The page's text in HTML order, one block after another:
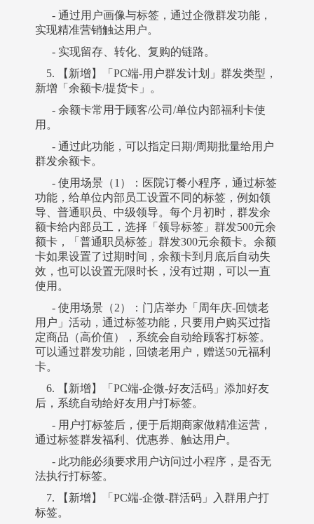
- 通过用户画像与标签，通过企微群发功能，
实现精准营销触达用户。
- 实现留存、转化、复购的链路。
5. 【新增】「PC端-用户群发计划」群发类型，
新增「余额卡/提货卡」。
- 余额卡常用于顾客/公司/单位内部福利卡使
用。
- 通过此功能，可以指定日期/周期批量给用户
群发余额卡。
- 使用场景（1）：医院订餐小程序，通过标签
功能，给单位内部员工设置不同的标签，例如领
导、普通职员、中级领导。每个月初时，群发余
额卡给内部员工，选择「领导标签」群发500元余
额卡，「普通职员标签」群发300元余额卡。余额
卡如果设置了过期时间，余额卡到月底后自动失
效，也可以设置无限时长，没有过期，可以一直
使用。
- 使用场景（2）：门店举办「周年庆-回馈老
用户」活动，通过标签功能，只要用户购买过指
定商品（高价值），系统会自动给顾客打标签。
可以通过群发功能，回馈老用户，赠送50元福利
卡。
6. 【新增】「PC端-企微-好友活码」添加好友
后，系统自动给好友用户打标签。
- 用户打标签后，便于后期商家做精准运营，
通过标签群发福利、优惠券、触达用户。
- 此功能必须要求用户访问过小程序，是否无
法执行打标签。
7. 【新增】「PC端-企微-群活码」入群用户打
标签。